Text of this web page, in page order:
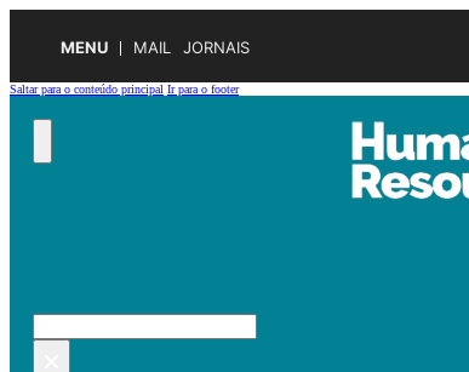
MENU MAIL JORNAIS
Saltar para o conteúdo principal Ir para o footer
Pesquisar